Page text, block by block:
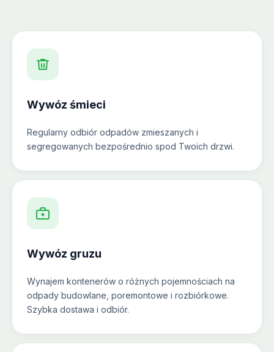
Wywóz śmieci
Regularny odbiór odpadów zmieszanych i
segregowanych bezpośrednio spod Twoich drzwi.
Wywóz gruzu
Wynajem kontenerów o różnych pojemnościach na
odpady budowlane, poremontowe i rozbiórkowe.
Szybka dostawa i odbiór.